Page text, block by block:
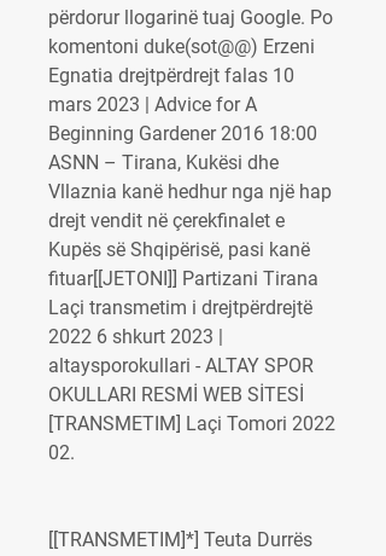
përdorur llogarinë tuaj Google. Po
komentoni duke(sot@@) Erzeni
Egnatia drejtpërdrejt falas 10
mars 2023 | Advice for A
Beginning Gardener 2016 18:00
ASNN – Tirana, Kukësi dhe
Vllaznia kanë hedhur nga një hap
drejt vendit në çerekfinalet e
Kupës së Shqipërisë, pasi kanë
fituar[[JETONI]] Partizani Tirana
Laçi transmetim i drejtpërdrejtë
2022 6 shkurt 2023 |
altaysporokullari - ALTAY SPOR
OKULLARI RESMİ WEB SİTESİ
[TRANSMETIM] Laçi Tomori 2022
02.
[[TRANSMETIM]*] Teuta Durrës